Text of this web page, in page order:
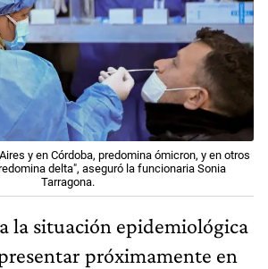
y en Córdoba, predomina ómicron, y en otros
delta", aseguró la funcionaria Sonia
Tarragona.
la situación epidemiológica
próximamente en